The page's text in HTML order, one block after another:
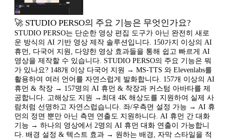
🚀 STUDIO PERSO의 주요 기능은 무엇인가요?
STUDIO PERSO는 단순한 영상 편집 도구가 아닌 완전히 새로
운 방식의 AI 기반 영상 제작 솔루션입니다. 150가지 이상의 AI
휴먼, 다국어 지원, 다양한 영상 효과들을 통해 쉽고 빠르게 AI
영상을 제작할 수 있습니다. STUDIO PERSO의 주요 기능은 뭐
가 있나요? 148개 이상 다국어 지원 → MS-TTS 와 Elevenlabs를
활용하여 여러 언어를 자연스럽게 발화합니다. 157개 이상의 AI
휴먼 & 착장 → 157명의 AI 휴먼 & 착장과 커스텀 아바타를 제
공합니다. 고해상도 지원 →최대 4K 해상도를 지원하여 실제 사
람처럼 선명하고 자연스럽습니다. 좌/우측면 설정 가능 → AI 휴
먼의 정면 뿐만 아닌 측면 연출도 지원하니다. AI 휴먼 간 대화
기능 → 하나의 영상에서 2명의 AI 휴먼 대화 연출이 가능합니
다. 배경 설정 & 텍스트 효과 → 원하는 배경, 자막 스타일을 적